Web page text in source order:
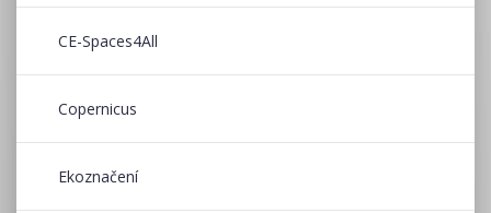
CE-Spaces4All
Copernicus
Ekoznačení